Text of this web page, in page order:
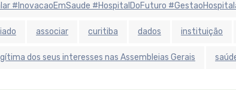
#InovacaoEmSaude #HospitalDoFuturo
associar curitiba dados instituição
dos seus interesses nas Assembleias Gerais